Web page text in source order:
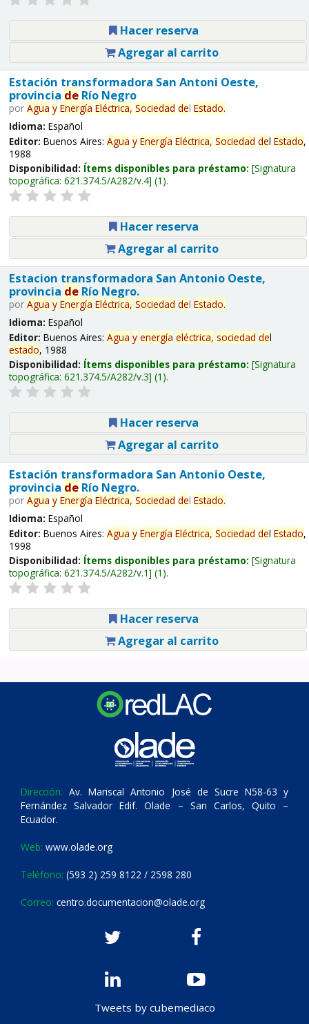
Hacer reserva
Agregar al carrito
Estación transformadora San Antoni Oeste,
provincia deRío Negro
por Agua y Energía Eléctrica, Sociedad del Estado.
Idioma: Español
Editor: Buenos Aires: Agua y Energía Eléctrica, Sociedad del Estado,
1988
Disponibilidad: Ítems disponibles para préstamo: Signatura
topográfica: 621.374.5/A282/v.4 (1).
Hacer reserva
Agregar al carrito
Estacion transformadora San Antonio Oeste,
provincia deRío Negro.
por Agua y Energía Eléctrica, Sociedad del Estado.
Idioma: Español
Editor: Buenos Aires: Agua y energía eléctrica, sociedad del
estado, 1988
Disponibilidad: Ítems disponibles para préstamo: Signatura
topográfica: 621.374.5/A282/v.3 (1).
Hacer reserva
Agregar al carrito
Estación transformadora San Antonio Oeste,
provincia deRío Negro.
por Agua y Energía Eléctrica, Sociedad del Estado.
Idioma: Español
Editor: Buenos Aires: Agua y Energía Eléctrica, Sociedad del Estado,
1998
Disponibilidad: Ítems disponibles para préstamo: Signatura
topográfica: 621.374.5/A282/v.1 (1).
Hacer reserva
Agregar al carrito
Dirección: Av. Mariscal Antonio José de Sucre N58-63 y
Fernández Salvador Edif. Olade – San Carlos, Quito –
Ecuador.
Web: www.olade.org
Teléfono: (593 2) 259 8122 / 2598 280
Correo: centro.documentacion@olade.org
Tweets by cubemediaco